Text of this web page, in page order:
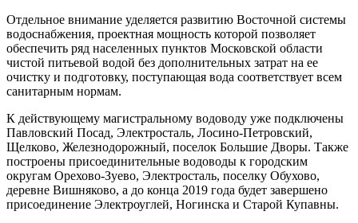
Отдельное внимание уделяется развитию Восточной системы
водоснабжения, проектная мощность которой позволяет
обеспечить ряд населенных пунктов Московской области
чистой питьевой водой без дополнительных затрат на ее
очистку и подготовку, поступающая вода соответствует всем
санитарным нормам.
К действующему магистральному водоводу уже подключены
Павловский Посад, Электросталь, Лосино-Петровский,
Щелково, Железнодорожный, поселок Большие Дворы. Также
построены присоединительные водоводы к городским
округам Орехово-Зуево, Электросталь, поселку Обухово,
деревне Вишняково, а до конца 2019 года будет завершено
присоединение Электроуглей, Ногинска и Старой Купавны.